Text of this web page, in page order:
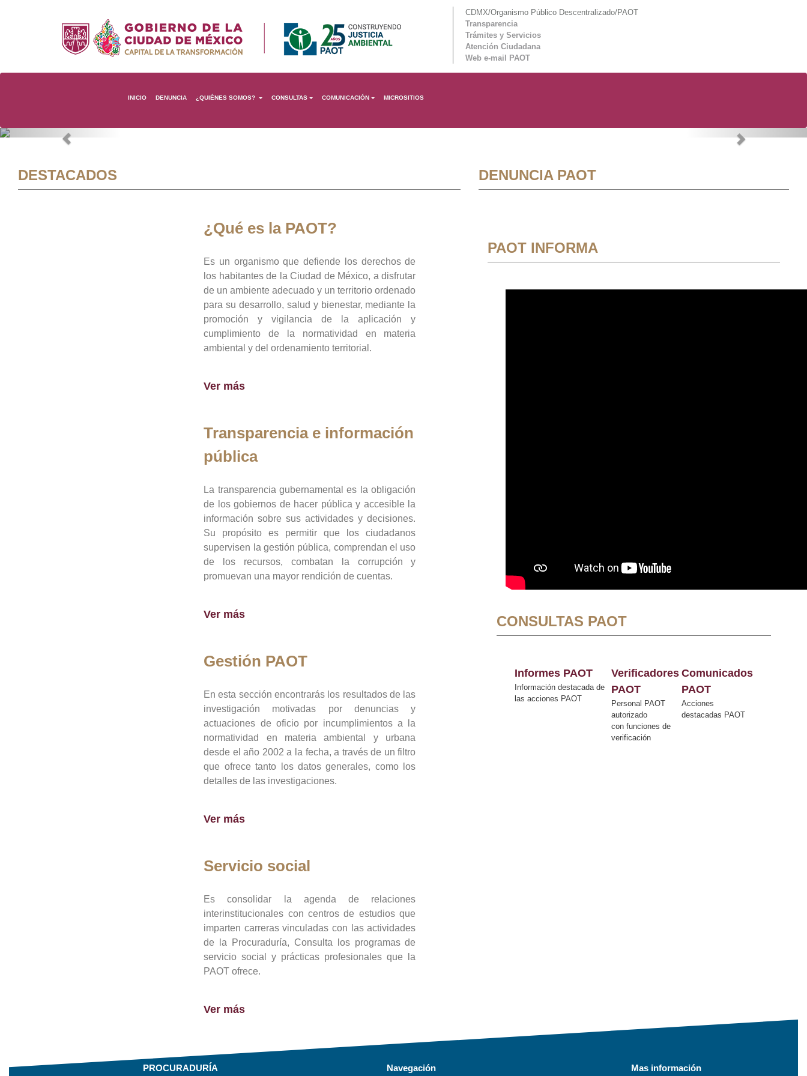
CDMX/Organismo Público Descentralizado/PAOT
Transparencia
Trámites y Servicios
Atención Ciudadana
Web e-mail PAOT
INICIO DENUNCIA ¿QUIÉNES SOMOS? CONSULTAS COMUNICACIÓN MICROSITIOS
Previous Next
DESTACADOS
¿Qué es la PAOT?
Es un organismo que defiende los derechos de
los habitantes de la Ciudad de México, a disfrutar
de un ambiente adecuado y un territorio ordenado
para su desarrollo, salud y bienestar, mediante la
promoción y vigilancia de la aplicación y
cumplimiento de la normatividad en materia
ambiental y del ordenamiento territorial.
Ver más
Transparencia e información
pública
La transparencia gubernamental es la obligación
de los gobiernos de hacer pública y accesible la
información sobre sus actividades y decisiones.
Su propósito es permitir que los ciudadanos
supervisen la gestión pública, comprendan el uso
de los recursos, combatan la corrupción y
promuevan una mayor rendición de cuentas.
Ver más
Gestión PAOT
En esta sección encontrarás los resultados de las
investigación motivadas por denuncias y
actuaciones de oficio por incumplimientos a la
normatividad en materia ambiental y urbana
desde el año 2002 a la fecha, a través de un filtro
que ofrece tanto los datos generales, como los
detalles de las investigaciones.
Ver más
Servicio social
Es consolidar la agenda de relaciones
interinstitucionales con centros de estudios que
imparten carreras vinculadas con las actividades
de la Procuraduría, Consulta los programas de
servicio social y prácticas profesionales que la
PAOT ofrece.
Ver más
DENUNCIA PAOT
PAOT INFORMA
CONSULTAS PAOT
Informes PAOT
Información destacada de
las acciones PAOT
Verificadores
PAOT
Personal PAOT
autorizado
con funciones de
verificación
Comunicados
PAOT
Acciones
destacadas PAOT
PROCURADURÍA Navegación Mas información